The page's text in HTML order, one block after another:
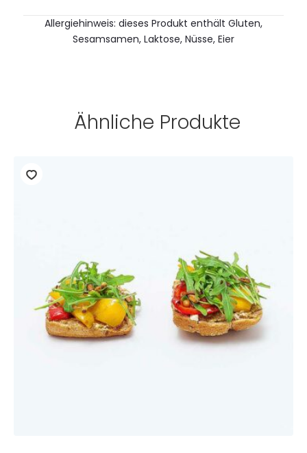
Allergiehinweis: dieses Produkt enthält Gluten,
Sesamsamen, Laktose, Nüsse, Eier
Ähnliche Produkte